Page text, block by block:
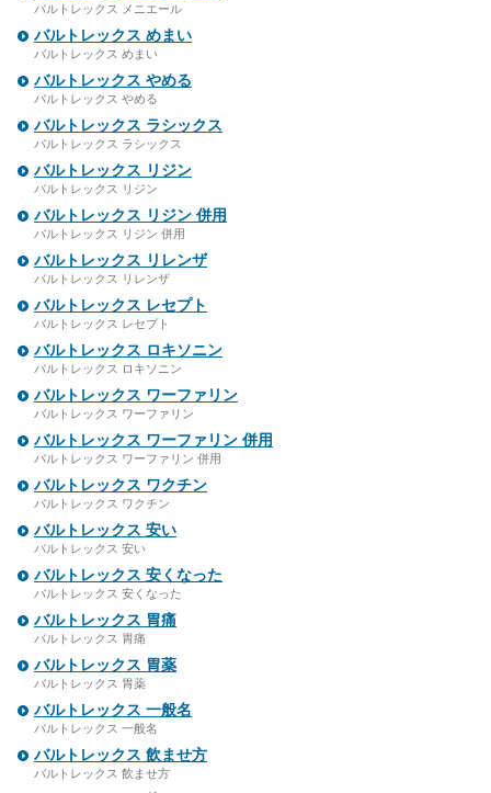
バルトレックス メニエール
バルトレックス めまい
バルトレックス めまい
バルトレックス やめる
バルトレックス やめる
バルトレックス ラシックス
バルトレックス ラシックス
バルトレックス リジン
バルトレックス リジン
バルトレックス リジン 併用
バルトレックス リジン 併用
バルトレックス リレンザ
バルトレックス リレンザ
バルトレックス レセプト
バルトレックス レセプト
バルトレックス ロキソニン
バルトレックス ロキソニン
バルトレックス ワーファリン
バルトレックス ワーファリン
バルトレックス ワーファリン 併用
バルトレックス ワーファリン 併用
バルトレックス ワクチン
バルトレックス ワクチン
バルトレックス 安い
バルトレックス 安い
バルトレックス 安くなった
バルトレックス 安くなった
バルトレックス 胃痛
バルトレックス 胃痛
バルトレックス 胃薬
バルトレックス 胃薬
バルトレックス 一般名
バルトレックス 一般名
バルトレックス 飲ませ方
バルトレックス 飲ませ方